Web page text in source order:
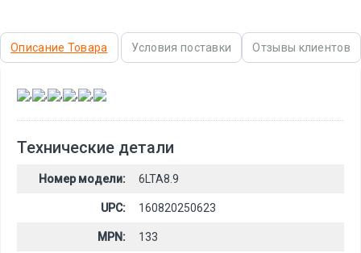
Описание Товара Условия поставки Отзывы клиентов
, , , , ,
Технические детали
Номер модели: 6LTA8.9
UPC: 160820250623
MPN: 133